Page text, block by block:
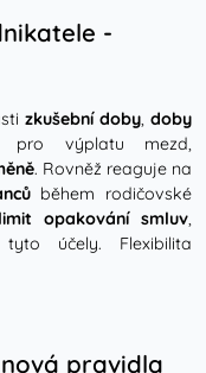
-
zkušební doby, doby
pro výplatu mezd,
. Rovněž reaguje na
během rodičovské
opakování smluv,
účely. Flexibilita
pravidla